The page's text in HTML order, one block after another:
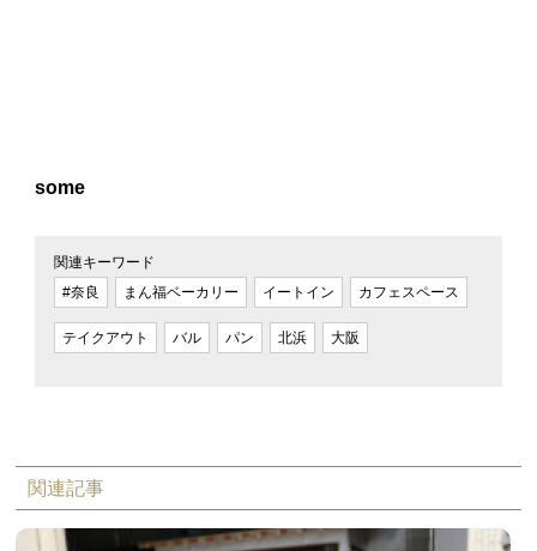
some
関連キーワード
#奈良
まん福ベーカリー イートイン カフェスペース
テイクアウト バル パン 北浜 大阪
関連記事